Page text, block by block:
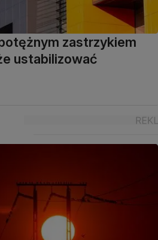
zastrzykiem
ustabilizować